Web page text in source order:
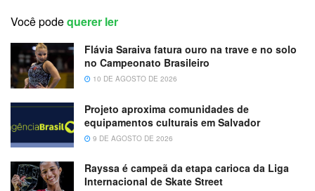
Você podequerer ler
Flávia Saraiva fatura ouro na trave e no solo
no Campeonato Brasileiro
10 DE AGOSTO DE 2026
Projeto aproxima comunidades de
equipamentos culturais em Salvador
9 DE AGOSTO DE 2026
Rayssa é campeã da etapa carioca da Liga
Internacional de Skate Street